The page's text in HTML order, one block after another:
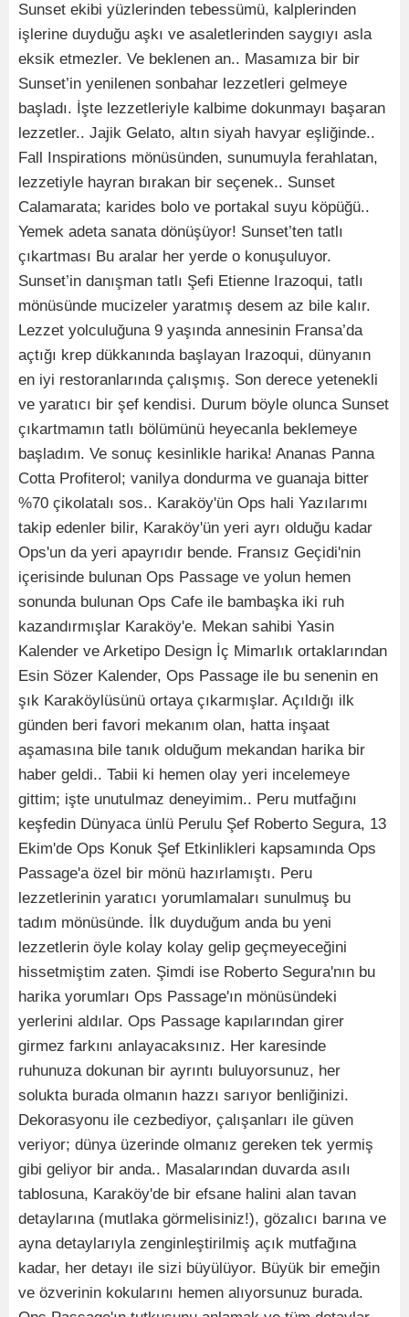
Sunset ekibi yüzlerinden tebessümü, kalplerinden
işlerine duyduğu aşkı ve asaletlerinden saygıyı asla
eksik etmezler. Ve beklenen an.. Masamıza bir bir
Sunset’in yenilenen sonbahar lezzetleri gelmeye
başladı. İşte lezzetleriyle kalbime dokunmayı başaran
lezzetler.. Jajik Gelato, altın siyah havyar eşliğinde..
Fall Inspirations mönüsünden, sunumuyla ferahlatan,
lezzetiyle hayran bırakan bir seçenek.. Sunset
Calamarata; karides bolo ve portakal suyu köpüğü..
Yemek adeta sanata dönüşüyor! Sunset’ten tatlı
çıkartması Bu aralar her yerde o konuşuluyor.
Sunset’in danışman tatlı Şefi Etienne Irazoqui, tatlı
mönüsünde mucizeler yaratmış desem az bile kalır.
Lezzet yolculuğuna 9 yaşında annesinin Fransa’da
açtığı krep dükkanında başlayan Irazoqui, dünyanın
en iyi restoranlarında çalışmış. Son derece yetenekli
ve yaratıcı bir şef kendisi. Durum böyle olunca Sunset
çıkartmamın tatlı bölümünü heyecanla beklemeye
başladım. Ve sonuç kesinlikle harika! Ananas Panna
Cotta Profiterol; vanilya dondurma ve guanaja bitter
%70 çikolatalı sos.. Karaköy'ün Ops hali Yazılarımı
takip edenler bilir, Karaköy'ün yeri ayrı olduğu kadar
Ops'un da yeri apayrıdır bende. Fransız Geçidi'nin
içerisinde bulunan Ops Passage ve yolun hemen
sonunda bulunan Ops Cafe ile bambaşka iki ruh
kazandırmışlar Karaköy'e. Mekan sahibi Yasin
Kalender ve Arketipo Design İç Mimarlık ortaklarından
Esin Sözer Kalender, Ops Passage ile bu senenin en
şık Karaköylüsünü ortaya çıkarmışlar. Açıldığı ilk
günden beri favori mekanım olan, hatta inşaat
aşamasına bile tanık olduğum mekandan harika bir
haber geldi.. Tabii ki hemen olay yeri incelemeye
gittim; işte unutulmaz deneyimim.. Peru mutfağını
keşfedin Dünyaca ünlü Perulu Şef Roberto Segura, 13
Ekim'de Ops Konuk Şef Etkinlikleri kapsamında Ops
Passage'a özel bir mönü hazırlamıştı. Peru
lezzetlerinin yaratıcı yorumlamaları sunulmuş bu
tadım mönüsünde. İlk duyduğum anda bu yeni
lezzetlerin öyle kolay kolay gelip geçmeyeceğini
hissetmiştim zaten. Şimdi ise Roberto Segura'nın bu
harika yorumları Ops Passage'ın mönüsündeki
yerlerini aldılar. Ops Passage kapılarından girer
girmez farkını anlayacaksınız. Her karesinde
ruhunuza dokunan bir ayrıntı buluyorsunuz, her
solukta burada olmanın hazzı sarıyor benliğinizi.
Dekorasyonu ile cezbediyor, çalışanları ile güven
veriyor; dünya üzerinde olmanız gereken tek yermiş
gibi geliyor bir anda.. Masalarından duvarda asılı
tablosuna, Karaköy'de bir efsane halini alan tavan
detaylarına (mutlaka görmelisiniz!), gözalıcı barına ve
ayna detaylarıyla zenginleştirilmiş açık mutfağına
kadar, her detayı ile sizi büyülüyor. Büyük bir emeğin
ve özverinin kokularını hemen alıyorsunuz burada.